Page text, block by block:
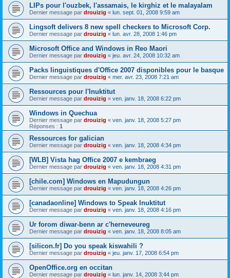
LIPs pour l'ouzbek, l'assamais, le kirghiz et le malayalam
Dernier message par drouizig « lun. sept. 01, 2008 9:59 am
Lingsoft delivers 8 new spell checkers to Microsoft Corp.
Dernier message par drouizig « lun. avr. 28, 2008 1:46 pm
Microsoft Office and Windows in Reo Maori
Dernier message par drouizig « jeu. avr. 24, 2008 10:32 am
Packs linguistiques d'Office 2007 disponibles pour le basque
Dernier message par drouizig « mer. avr. 23, 2008 7:21 am
Ressources pour l'Inuktitut
Dernier message par drouizig « ven. janv. 18, 2008 6:22 pm
Windows in Quechua
Dernier message par drouizig « ven. janv. 18, 2008 5:27 pm
Réponses : 1
Ressources for galician
Dernier message par drouizig « ven. janv. 18, 2008 4:34 pm
[WLB] Vista hag Office 2007 e kembraeg
Dernier message par drouizig « ven. janv. 18, 2008 4:31 pm
[chile.com] Windows en Mapudungun
Dernier message par drouizig « ven. janv. 18, 2008 4:26 pm
[canadaonline] Windows to Speak Inuktitut
Dernier message par drouizig « ven. janv. 18, 2008 4:16 pm
Ur forom diwar-benn ar c'herneveureg
Dernier message par drouizig « ven. janv. 18, 2008 8:05 am
[silicon.fr] Do you speak kiswahili ?
Dernier message par drouizig « jeu. janv. 17, 2008 6:54 pm
OpenOffice.org en occitan
Dernier message par drouizig « lun. janv. 14, 2008 3:44 pm